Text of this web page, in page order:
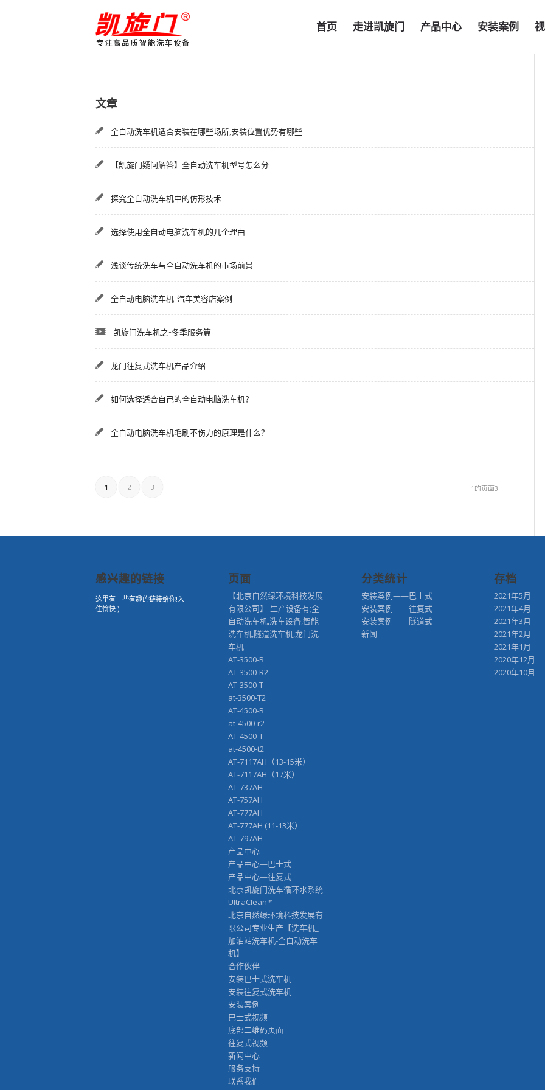
首页 走进凯旋门 产品中心 安装案例
文章
全自动洗车机适合安装在哪些场所,安装位置优势有哪些
【凯旋门疑问解答】全自动洗车机型号怎么分
探究全自动洗车机中的仿形技术
选择使用全自动电脑洗车机的几个理由
浅谈传统洗车与全自动洗车机的市场前景
全自动电脑洗车机-汽车美容店案例
凯旋门洗车机之-冬季服务篇
龙门往复式洗车机产品介绍
如何选择适合自己的全自动电脑洗车机？
全自动电脑洗车机毛刷不伤力的原理是什么？
1的页面3
1 2 3
感兴趣的链接
这里有一些有趣的链接给你!入
住愉快:)
页面
【北京自然绿环境科技发展
有限公司】-生产设备有;全
自动洗车机,洗车设备,智能
洗车机,隧道洗车机,龙门洗
车机
AT-3500-R
AT-3500-R2
AT-3500-T
at-3500-T2
AT-4500-R
at-4500-r2
AT-4500-T
at-4500-t2
AT-7117AH（13-15米）
AT-7117AH（17米）
AT-737AH
AT-757AH
AT-777AH
AT-777AH (11-13米）
AT-797AH
产品中心
产品中心—巴士式
产品中心—往复式
北京凯旋门洗车循环水系统
UItraCIean™
北京自然绿环境科技发展有
限公司专业生产【洗车机_
加油站洗车机-全自动洗车
机】
合作伙伴
安装巴士式洗车机
安装往复式洗车机
安装案例
巴士式视频
底部二维码页面
往复式视频
新闻中心
服务支持
联系我们
分类统计
安装案例——巴士式
安装案例——往复式
安装案例——隧道式
新闻
存档
2021年5月
2021年4月
2021年3月
2021年2月
2021年1月
2020年12月
2020年10月